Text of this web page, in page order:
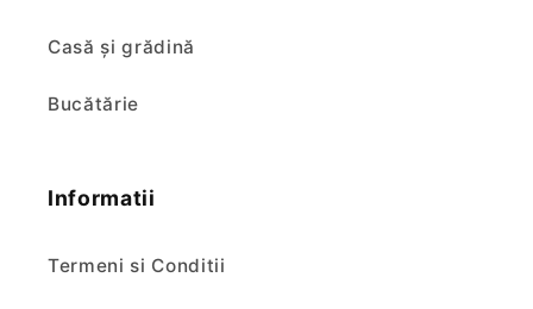
Casă și grădină
Bucătărie
Informatii
Termeni si Conditii